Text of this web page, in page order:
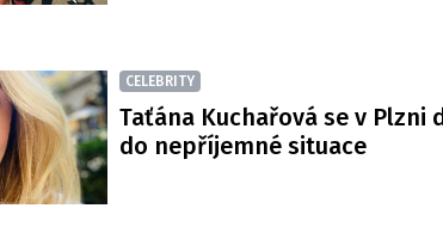
CELEBRITY
Taťána Kuchařová se v Plzni
do nepříjemné situace